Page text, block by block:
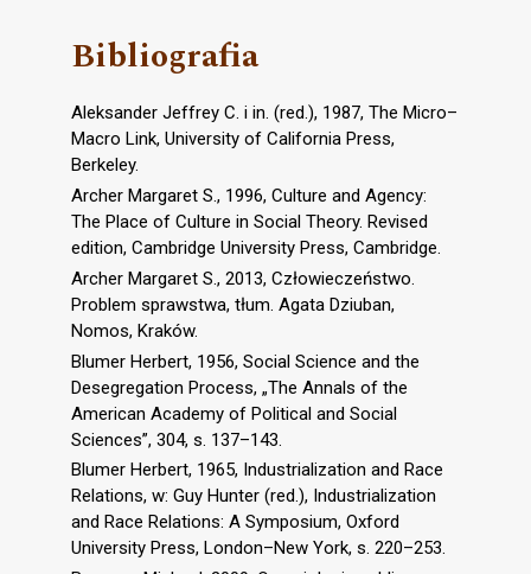
Bibliografia
Aleksander Jeffrey C. i in. (red.), 1987, The Micro–
Macro Link, University of California Press,
Berkeley.
Archer Margaret S., 1996, Culture and Agency:
The Place of Culture in Social Theory. Revised
edition, Cambridge University Press, Cambridge.
Archer Margaret S., 2013, Człowieczeństwo.
Problem sprawstwa, tłum. Agata Dziuban,
Nomos, Kraków.
Blumer Herbert, 1956, Social Science and the
Desegregation Process, „The Annals of the
American Academy of Political and Social
Sciences”, 304, s. 137–143.
Blumer Herbert, 1965, Industrialization and Race
Relations, w: Guy Hunter (red.), Industrialization
and Race Relations: A Symposium, Oxford
University Press, London–New York, s. 220–253.